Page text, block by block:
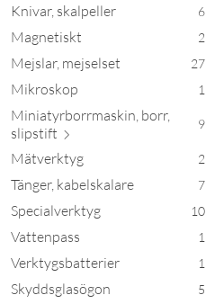
Knivar, skalpeller 6
Magnetiskt 2
Mejslar, mejselset 27
Mikroskop 1
Miniatyrborrmaskin, borr,
slipstift 9
Mätverktyg 2
Tänger, kabelskalare 7
Specialverktyg 10
Vattenpass 1
Verktygsbatterier 1
Skyddsglasögon 5